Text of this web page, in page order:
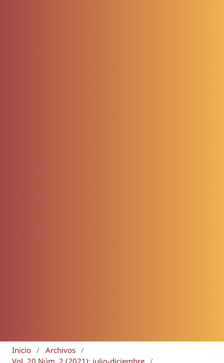
Inicio / Archivos /